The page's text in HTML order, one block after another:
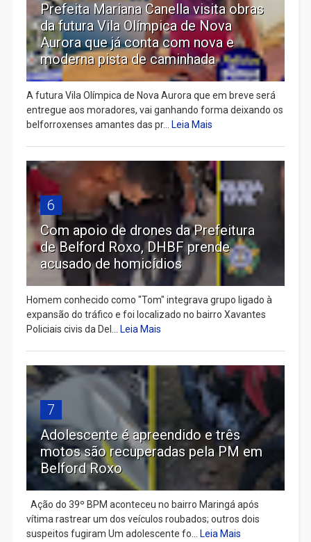
Prefeita Mariana Canella visita obras
da futura Vila Olímpica de Nova
Aurora que já conta com nova e
moderna pista de caminhada
A futura Vila Olímpica de Nova Aurora que em breve será
entregue aos moradores, vai ganhando forma deixando os
belforroxenses amantes das pr... Leia Mais
6
Com apoio de drones da Prefeitura
de Belford Roxo, DHBF prende
acusado de homicídios
Homem conhecido como "Tom" integrava grupo ligado à
expansão do tráfico e foi localizado no bairro Xavantes
Policiais civis da Del... Leia Mais
7
Adolescente é apreendido e três
motos são recuperadas pela PM em
Belford Roxo
Ação do 39º BPM aconteceu no bairro Maringá após
vítima rastrear um dos veículos roubados; outros dois
suspeitos fugiram Um adolescente fo... Leia Mais